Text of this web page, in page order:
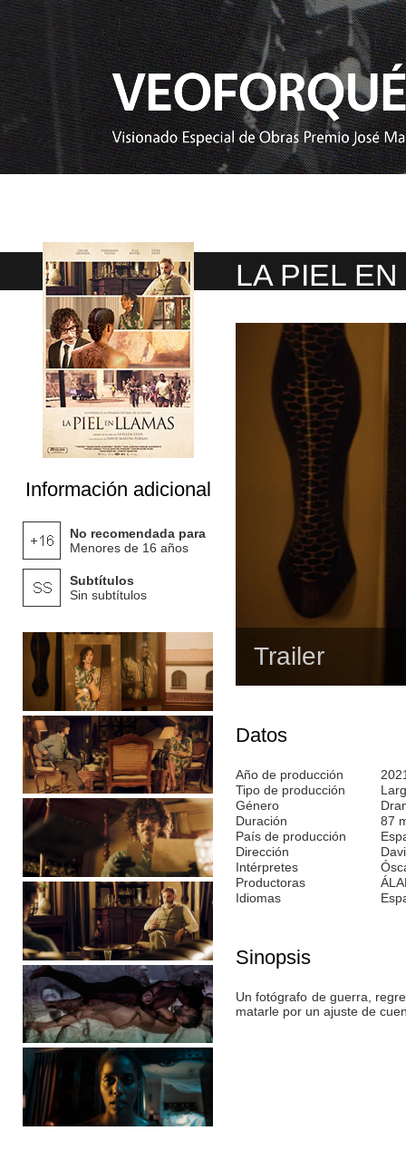
Información adicional
No recomendada para
Menores de 16 años
Subtítulos
Sin subtítulos
LA PIEL
Trailer
Datos
Año de producción
Tipo de producción
Género
Duración
87
País de producción
Dirección
Intérpretes
Productoras
Idiomas
Sinopsis
Un fotógrafo de guerra,
matarle por un ajuste de